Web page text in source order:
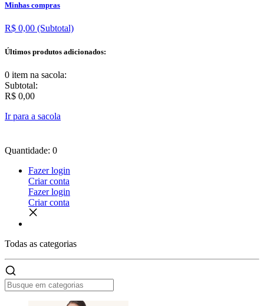
Minhas compras
R$ 0,00 (Subtotal)
Últimos produtos adicionados:
0 item na sacola:
Subtotal:
R$ 0,00
Ir para a sacola
Quantidade: 0
Fazer login
Criar conta
Fazer login
Criar conta
Todas as categorias